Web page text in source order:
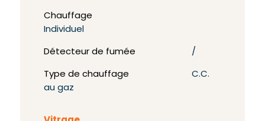
Chauffage
Individuel
Détecteur de fumée /
Type de chauffage
C.C.
au gaz